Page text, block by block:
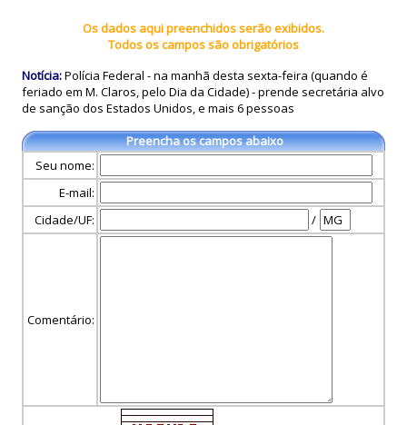
Os dados aqui preenchidos serão exibidos.
Todos os campos são obrigatórios
Notícia:Polícia Federal - na manhã desta sexta-feira (quando é
feriado em M. Claros, pelo Dia da Cidade) - prende secretária alvo
de sanção dos Estados Unidos, e mais 6 pessoas
Preencha os campos abaixo
Seu nome:
E-mail:
Cidade/UF:
/
Comentário: